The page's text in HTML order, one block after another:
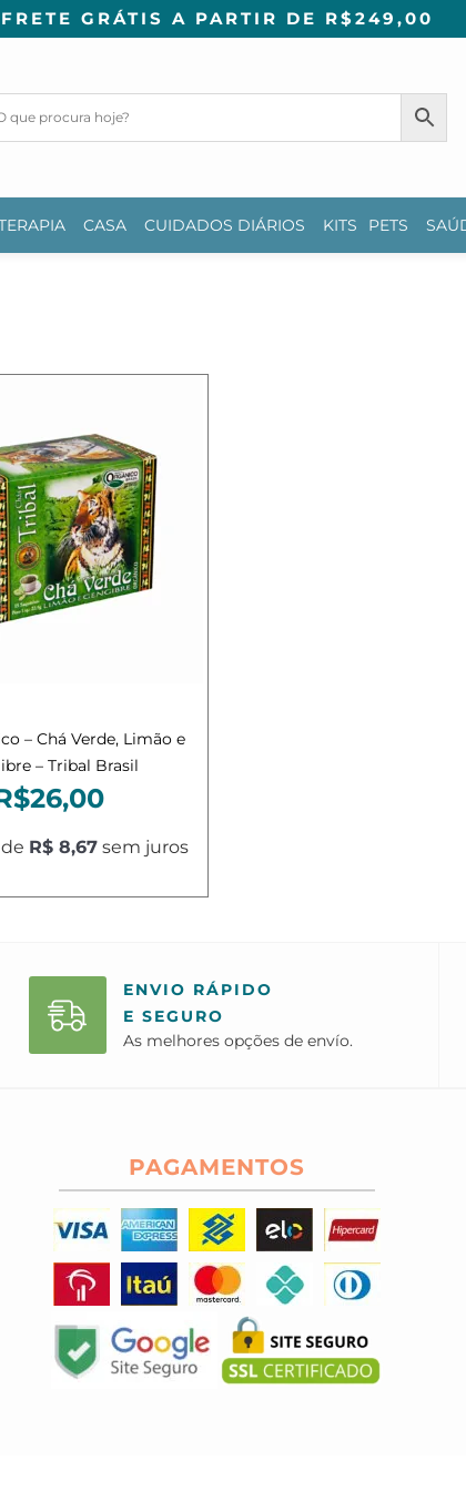
FRETE GRÁTIS A PARTIR DE R$249,00
CASA CUIDADOS DIÁRIOS KITS PETS
– Chá Verde, Limão e
– Tribal Brasil
26,00
R$ 8,67 sem juros
ENVIO RÁPIDO
E SEGURO
As melhores opções de envío.
PAGAMENTOS